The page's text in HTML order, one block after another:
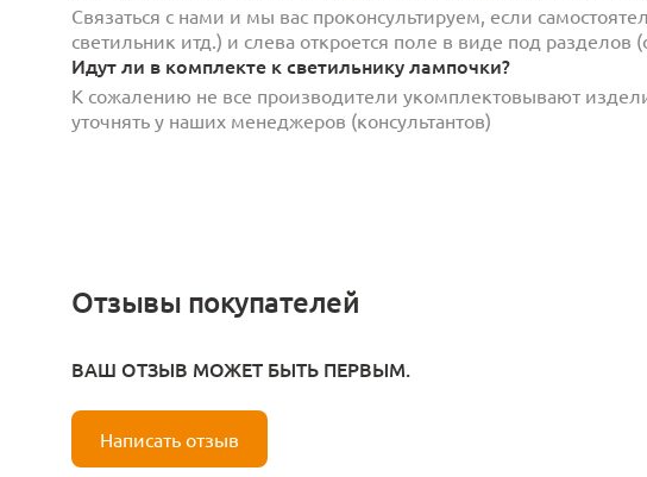
Связаться с нами и мы вас проконсультируем, если
светильник итд.) и слева откроется поле в виде под
Идут ли в комплекте к светильнику лампочки?
К сожалению не все производители укомплектовывают
уточнять у наших менеджеров (консультантов)
Отзывы покупателей
ВАШ ОТЗЫВ МОЖЕТ БЫТЬ ПЕРВЫМ.
Написать отзыв